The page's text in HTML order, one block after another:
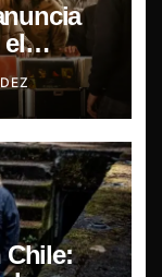
Chile
Chile: